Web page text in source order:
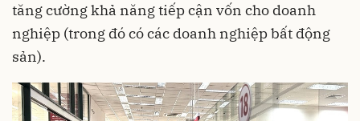
tăng cường khả năng tiếp cận vốn cho doanh
nghiệp (trong đó có các doanh nghiệp bất động
sản).